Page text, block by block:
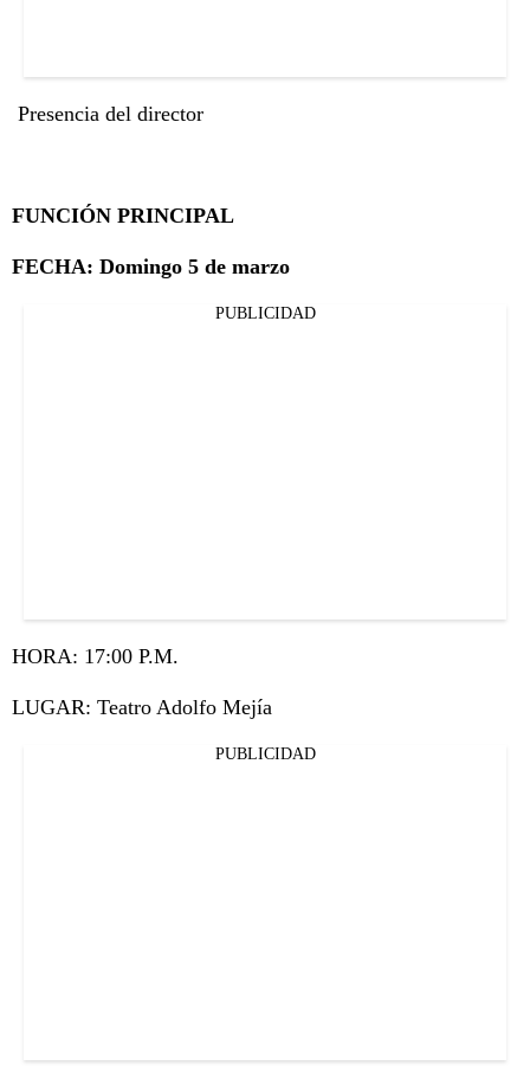
Presencia del director
FUNCIÓN PRINCIPAL
FECHA: Domingo 5 de marzo
PUBLICIDAD
HORA: 17:00 P.M.
LUGAR: Teatro Adolfo Mejía
PUBLICIDAD